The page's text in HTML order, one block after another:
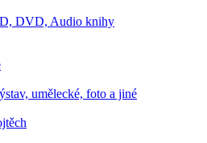
DVD, Audio knihy
umělecké, foto a jiné